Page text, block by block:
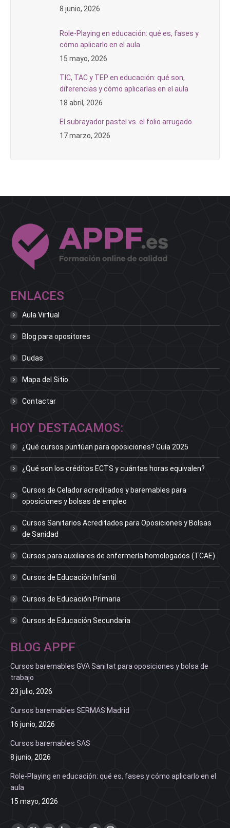
8 junio, 2026
Role-Playing en educación: qué es, fases y
cómo aplicarlo en el aula
15 mayo, 2026
TIC, TAC y TEP en educación: qué son,
diferencias y cómo aplicarlas en el aula
18 abril, 2026
El subrayador pastel vs. el folio arrugado
17 marzo, 2026
ENLACES
Aula Virtual
Blog para opositores
Dudas
Mapa del Sitio
Contactar
HOY DESTACAMOS:
¿Qué cursos puntúan para oposiciones? Guía 2025
¿Qué son los créditos ECTS y cuántas horas equivalen?
Cursos de Celador acreditados y baremables para
oposiciones y bolsas de empleo
Cursos Sanitarios Acreditados para Oposiciones y Bolsas
de Sanidad
Cursos para auxiliares de enfermería homologados (TCAE)
Cursos de Educación Infantil
Cursos de Educación Primaria
Cursos de Educación Secundaria
BLOG APPF
Cursos baremables GVA Sanitat para oposiciones y bolsa de
trabajo
23 julio, 2026
Cursos baremables SERMAS Madrid
16 junio, 2026
Cursos baremables SAS
8 junio, 2026
Role-Playing en educación: qué es, fases y cómo aplicarlo en el
aula
15 mayo, 2026